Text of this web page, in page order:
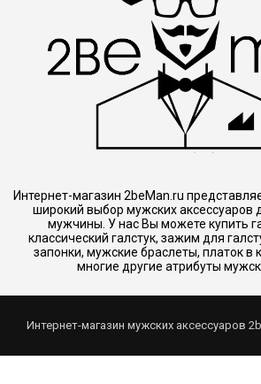
Интернет-магазин 2beMan.ru
широкий выбор мужских аксессуаров
мужчины. У нас Вы можете купить
классический галстук, зажим для
запонки, мужские браслеты, платок в
многие другие атрибуты
Интернет-магазин мужских аксессуаров